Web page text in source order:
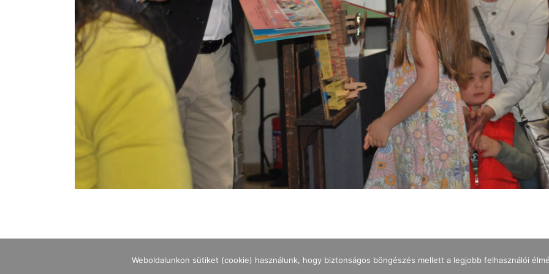
IMPRESSZUM ADATKEZELÉS NYITVATARTÁS JEGYÁRAK
Weboldalunkon sütiket (cookie) használunk, hogy biztonságos böngészés mellett a legjobb felhasználói